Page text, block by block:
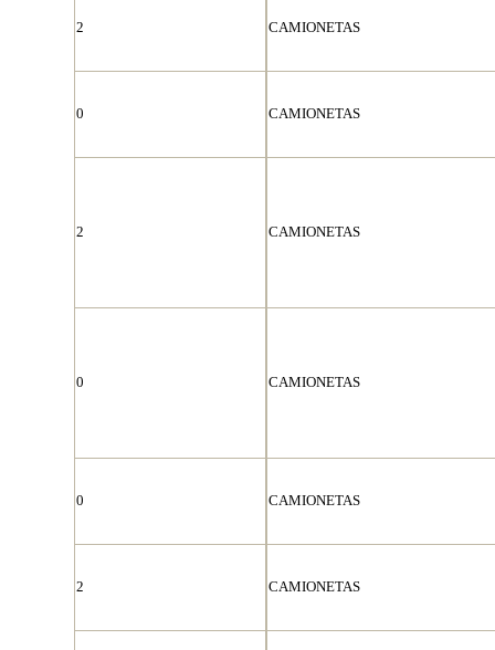
2 CAMIONETAS
0 CAMIONETAS
2 CAMIONETAS
0 CAMIONETAS
0 CAMIONETAS
2 CAMIONETAS